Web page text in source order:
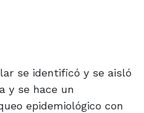
se identificó y se aisló
y se hace un
epidemiológico con